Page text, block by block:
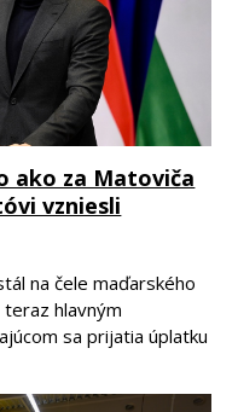
ako za Matoviča
vzniesli
na čele maďarského
hlavným
sa prijatia úplatku